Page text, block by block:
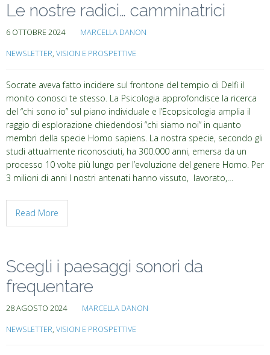
Le nostre radici… camminatrici
6 OTTOBRE 2024 MARCELLA DANON
NEWSLETTER, VISION E PROSPETTIVE
Socrate aveva fatto incidere sul frontone del tempio di Delfi il
monito conosci te stesso. La Psicologia approfondisce la ricerca
del “chi sono io” sul piano individuale e l’Ecopsicologia amplia il
raggio di esplorazione chiedendosi “chi siamo noi” in quanto
membri della specie Homo sapiens. La nostra specie, secondo gli
studi attualmente riconosciuti, ha 300.000 anni, emersa da un
processo 10 volte più lungo per l’evoluzione del genere Homo. Per
3 milioni di anni I nostri antenati hanno vissuto, lavorato,…
Read More
Scegli i paesaggi sonori da
frequentare
28 AGOSTO 2024 MARCELLA DANON
NEWSLETTER, VISION E PROSPETTIVE